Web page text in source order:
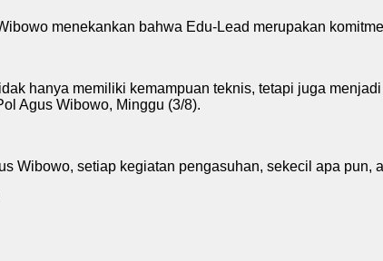
menekankan bahwa Edu-Lead merupakan
hanya memiliki kemampuan teknis, tetapi juga
Agus Wibowo, Minggu (3/8).
Wibowo, setiap kegiatan pengasuhan, sekecil apa